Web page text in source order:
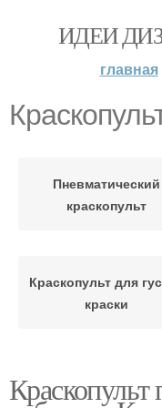
ИДЕИ
главная
Пневматический
краскопульт
Краскопульт для
краски
покраски
Краскопульт